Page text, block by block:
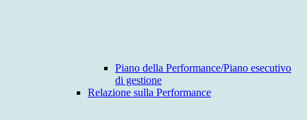
Piano della Performance/Piano esecutivo
di gestione
Relazione sulla Performance